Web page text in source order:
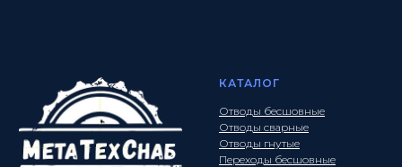
КАТАЛОГ
Отводы бесшовные
Отводы сварные
Отводы гнутые
Переходы бесшовные